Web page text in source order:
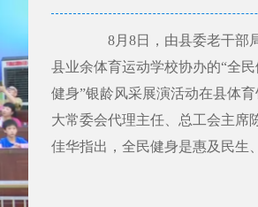
8月8日，由县委老干部局
县业余体育运动学校协办的“全
健身”银龄风采展演活动在县体
大常委会代理主任、总工会主
佳华指出，全民健身是惠及民生